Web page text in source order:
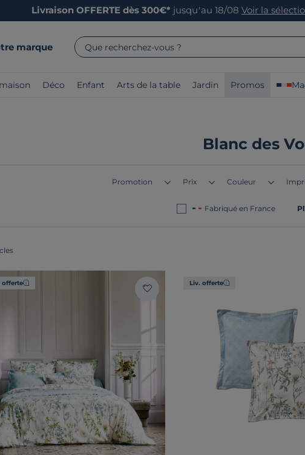
Livraison OFFERTE dès 300€* jusqu’au 18/08 Voir la
marque Que recherchez-vous ?
Déco Enfant Arts de la table Jardin Promos
Blanc des
Promotion Prix Couleur
Fabriqué en France
offerte Liv. offerte